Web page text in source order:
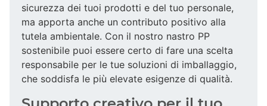
sicurezza dei tuoi prodotti e del tuo personale,
ma apporta anche un contributo positivo alla
tutela ambientale. Con il nostro nastro PP
sostenibile puoi essere certo di fare una scelta
responsabile per le tue soluzioni di imballaggio,
che soddisfa le più elevate esigenze di qualità.